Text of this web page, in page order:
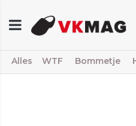
Alles WTF Bommetje